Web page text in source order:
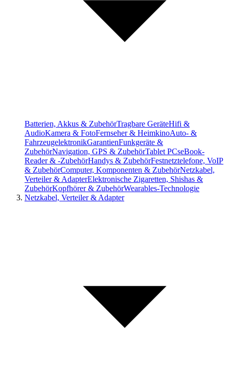
Batterien, Akkus & ZubehörTragbare GeräteHifi &
AudioKamera & FotoFernseher & HeimkinoAuto- &
FahrzeugelektronikGarantienFunkgeräte &
ZubehörNavigation, GPS & ZubehörTablet PCseBook-
Reader & -ZubehörHandys & ZubehörFestnetztelefone, VoIP
& ZubehörComputer, Komponenten & ZubehörNetzkabel,
Verteiler & AdapterElektronische Zigaretten, Shishas &
ZubehörKopfhörer & ZubehörWearables-Technologie
Netzkabel, Verteiler & Adapter